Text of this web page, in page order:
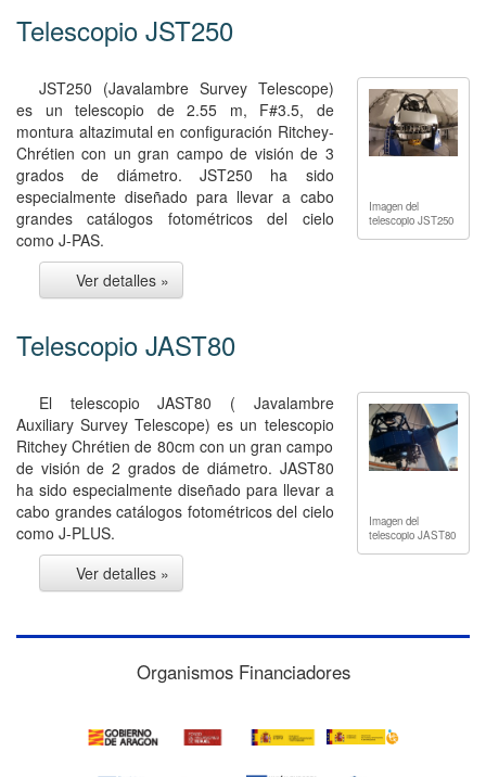
Telescopio JST250
Imagen del
telescopio JST250
JST250 (Javalambre Survey Telescope)
es un telescopio de 2.55 m, F#3.5, de
montura altazimutal en configuración Ritchey-
Chrétien con un gran campo de visión de 3
grados de diámetro. JST250 ha sido
especialmente diseñado para llevar a cabo
grandes catálogos fotométricos del cielo
como J-PAS.
Ver detalles »
Telescopio JAST80
Imagen del
telescopio JAST80
El telescopio JAST80 ( Javalambre
Auxiliary Survey Telescope) es un telescopio
Ritchey Chrétien de 80cm con un gran campo
de visión de 2 grados de diámetro. JAST80
ha sido especialmente diseñado para llevar a
cabo grandes catálogos fotométricos del cielo
como J-PLUS.
Ver detalles »
Organismos Financiadores